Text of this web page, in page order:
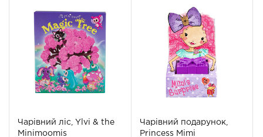
Чарівний ліс, Ylvi & the
Minimoomis
Чарівний подарунок,
Princess Mimi